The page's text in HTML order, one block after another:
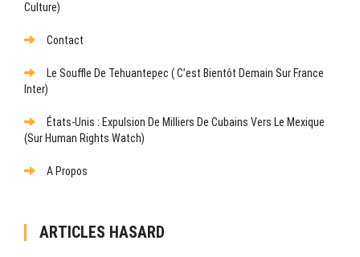
Culture)
Contact
Le Souffle De Tehuantepec ( C’est Bientôt Demain Sur France
Inter)
États-Unis : Expulsion De Milliers De Cubains Vers Le Mexique
(sur Human Rights Watch)
A Propos
ARTICLES HASARD